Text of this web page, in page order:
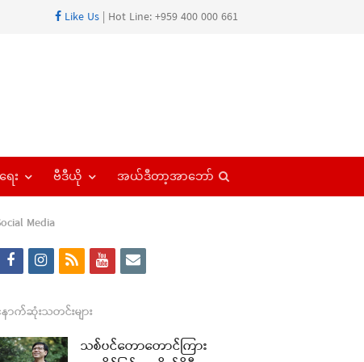
Like Us | Hot Line: +959 400 000 661
ေး ဗီဒီယို အယ်ဒီတာ့အာဘော်
Media
f
c
e
i
s
t
r
s
y
t
e
i
ာက်ဆုံးသတင်းများ
သစ်ပင်တောတောင်ကြား